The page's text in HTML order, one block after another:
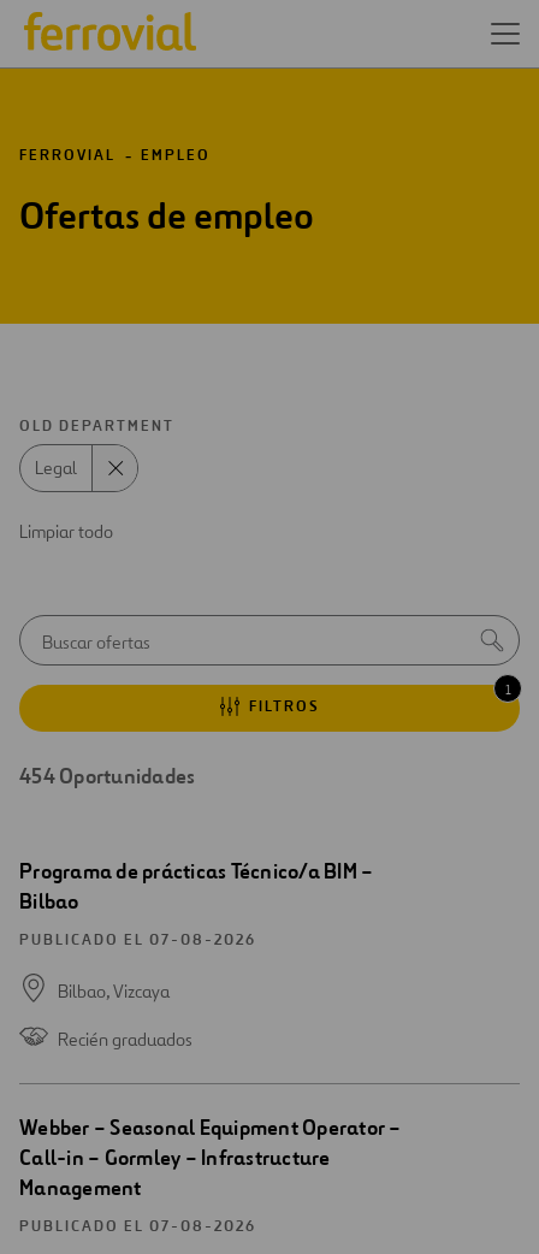
FERROVIAL EMPLEO
Ofertas de empleo
OLD DEPARTMENT
Legal
Limpiar todo
FILTROS
1
454Oportunidades
Aviso
inicial
de
de
búsqueda
Abrir
nueva
ventana
Programa de prácticas Técnico/a BIM –
Bilbao
PUBLICADO EL 07-08-2026
Bilbao,Vizcaya
Recién graduados
Abrir
nueva
ventana
Webber – Seasonal Equipment Operator –
Call-in – Gormley – Infrastructure
Management
PUBLICADO EL 07-08-2026